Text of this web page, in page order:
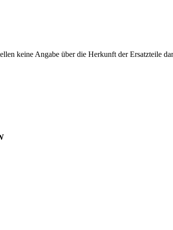
keine Angabe über die Herkunft der Ersatzteile